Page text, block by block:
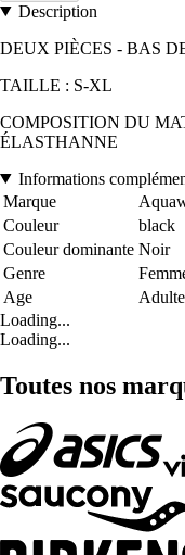
Description
DEUX PIÈCES - BAS
TAILLE : S-XL
COMPOSITION DU
ÉLASTHANNE
Informations
Marque
Couleur
black
Couleur dominante Noir
Genre
Age
Adulte
Loading...
Loading...
Toutes nos